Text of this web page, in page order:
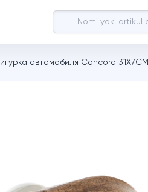
автомобиля Concord 31X7CM